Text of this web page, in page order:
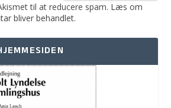
til at reducere spam. Læs om
bliver behandlet.